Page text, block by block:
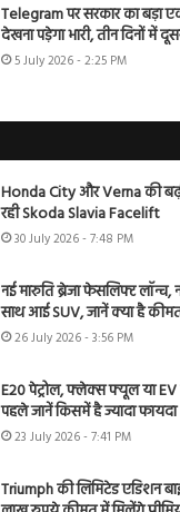
Telegram पर सरकार का बड़ा
देखना पड़ेगा भारी, तीन दिनों में
5 July 2026 - 2:25 PM
Honda City और Verna की
रही Skoda Slavia Facelift
30 July 2026 - 7:48 PM
नई मारुति ब्रेजा फेसलिफ्ट
साथ आई SUV, जानें क्या है
26 July 2026 - 3:56 PM
E20 पेट्रोल, फ्लेक्स फ्यूल या EV
पहले जानें किसमें है ज्यादा फायदा
23 July 2026 - 7:41 PM
Triumph की लिमिटेड एडिशन